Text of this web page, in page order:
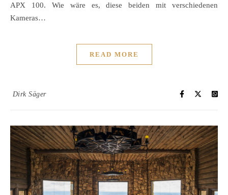
APX 100. Wie wäre es, diese beiden mit verschiedenen
Kameras…
READ MORE
Dirk Säger